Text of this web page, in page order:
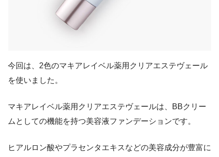
今回は、2色のマキアレイベル薬用クリアエステヴェール
を使いました。
マキアレイベル薬用クリアエステヴェールは、BBクリー
ムとしての機能を持つ美容液ファンデーションです。
ヒアルロン酸やプラセンタエキスなどの美容成分が豊富に